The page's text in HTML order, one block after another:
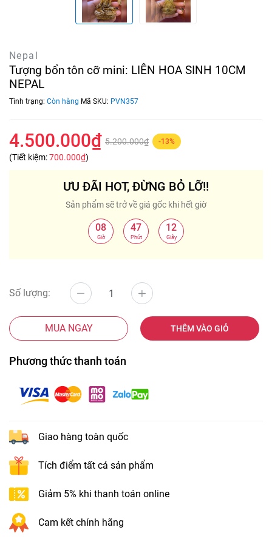
Nepal
Tượng bổn tôn cỡ mini: LIÊN HOA SINH 10CM
NEPAL
Tình trạng: Còn hàng Mã SKU: PVN357
4.500.000₫ 5.200.000₫ -13%
(Tiết kiệm:700.000₫)
ƯU ĐÃI HOT, ĐỪNG BỎ LỠ!!
Sản phẩm sẽ trở về giá gốc khi hết giờ
08
Giờ
47
Phút
11
Giây
Số lượng:
MUA NGAY THÊM VÀO GIỎ
Phương thức thanh toán
Giao hàng toàn quốc
Tích điểm tất cả sản phẩm
Giảm 5% khi thanh toán online
Cam kết chính hãng